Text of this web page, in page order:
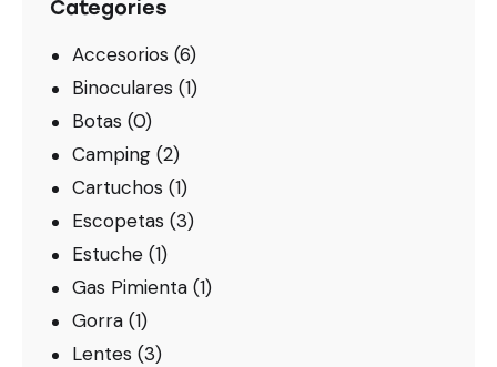
Categories
Accesorios (6)
Binoculares (1)
Botas (0)
Camping (2)
Cartuchos (1)
Escopetas (3)
Estuche (1)
Gas Pimienta (1)
Gorra (1)
Lentes (3)